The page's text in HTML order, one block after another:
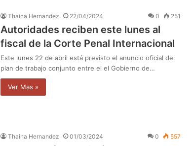
Thaina Hernandez 22/04/2024 0 251
Autoridades reciben este lunes al
fiscal de la Corte Penal Internacional
Este lunes 22 de abril está previsto el anuncio oficial del
plan de trabajo conjunto entre el el Gobierno de…
Ver Mas »
Thaina Hernandez 01/03/2024 0 557